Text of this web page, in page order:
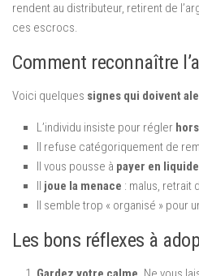
rendent au distributeur, retirent de
ces escrocs.
Comment reconnaître
Voici quelques signes qui doivent
L’individu insiste pour régler
Il refuse catégoriquement de
Il vous pousse à payer en liquide
Il joue la menace : malus, retrait
Il semble trop « organisé » pour
Les bons réflexes à